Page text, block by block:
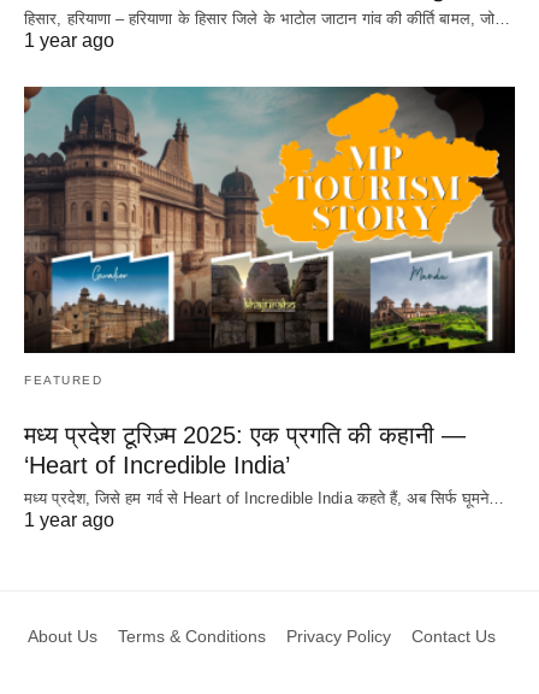
हिसार, हरियाणा – हरियाणा के हिसार जिले के भाटोल जाटान गांव की कीर्ति बामल, जो…
1 year ago
FEATURED
मध्य प्रदेश टूरिज़्म 2025: एक प्रगति की कहानी —
‘Heart of Incredible India’
मध्य प्रदेश, जिसे हम गर्व से Heart of Incredible India कहते हैं, अब सिर्फ घूमने…
1 year ago
About Us Terms & Conditions Privacy Policy Contact Us